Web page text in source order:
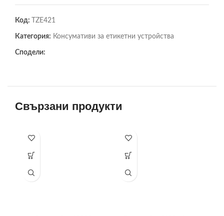
Код: TZE421
Категория: Консумативи за етикетни устройства
Сподели:
Свързани продукти